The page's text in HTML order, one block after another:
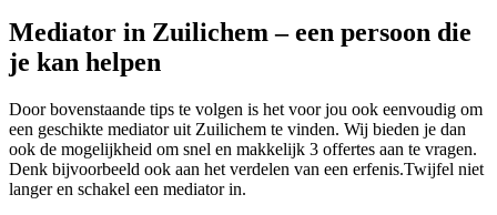
Mediator in Zuilichem – een persoon die
je kan helpen
Door bovenstaande tips te volgen is het voor jou ook eenvoudig om
een geschikte mediator uit Zuilichem te vinden. Wij bieden je dan
ook de mogelijkheid om snel en makkelijk 3 offertes aan te vragen.
Denk bijvoorbeeld ook aan het verdelen van een erfenis.Twijfel niet
langer en schakel een mediator in.